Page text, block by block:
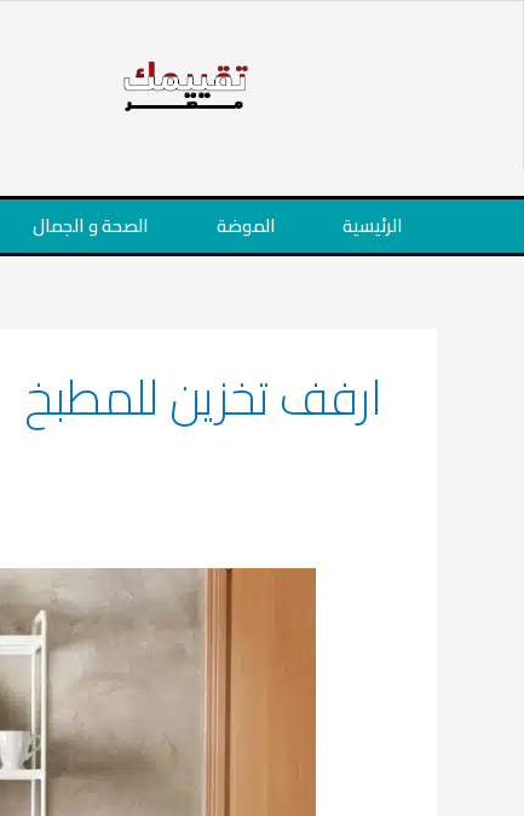
تخطي
الرئيسية الموضة الصحة و الجمال
ارفف تخزين للمطبخ
أفضل